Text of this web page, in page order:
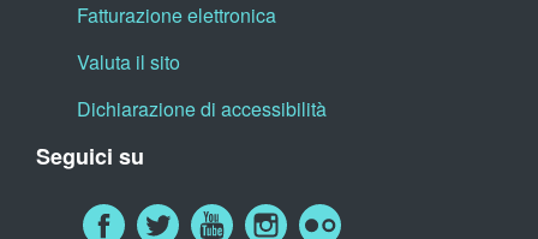
Fatturazione elettronica
Valuta il sito
Dichiarazione di accessibilità
Seguici su